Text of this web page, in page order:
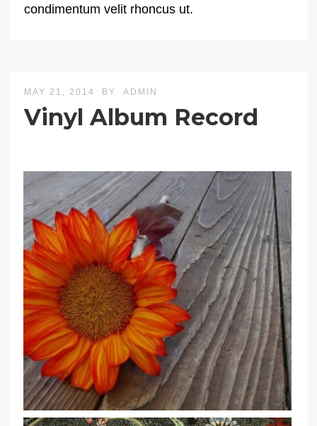
condimentum velit rhoncus ut.
MAY 21, 2014 BY ADMIN
Vinyl Album Record